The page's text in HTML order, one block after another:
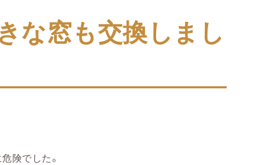
な窓も交換しまし
険でした。